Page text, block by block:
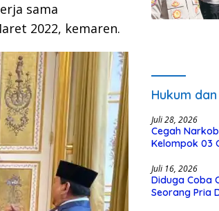
sama
2022, kemaren.
Hukum
Juli 28, 2026
Cegah
Kelompok 03
Juli 16, 2026
Diduga Coba
Seorang Pria